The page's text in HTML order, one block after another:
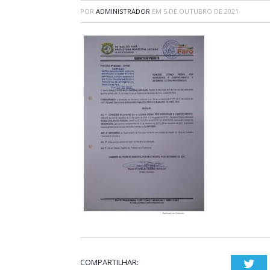
POR ADMINISTRADOR EM 5 DE OUTUBRO DE 2021
COMPARTILHAR: